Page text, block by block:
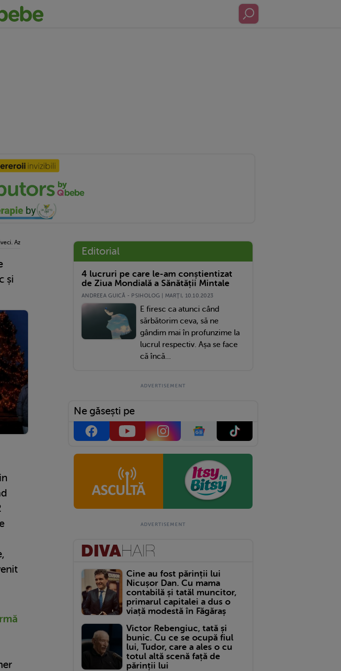
Azi Este Înalt Cât Un Bloc Și A Devenit Simbolul Orașului
și
Editorial
4 lucruri pe care le-am conștientizat
de Ziua Mondială a Sănătății Mintale
ANDREEA GUICĂ - PSIHOLOG | MARŢI, 10.10.2023
E firesc ca atunci când
sărbătorim ceva, să ne
gândim mai în profunzime la
lucrul respectiv. Așa se face
că încă...
Ne găsești pe
Cine au fost părinții lui
Nicușor Dan. Cu mama
contabilă și tatăl muncitor,
primarul capitalei a dus o
viață modestă în Făgăraș
Victor Rebengiuc, tată și
bunic. Cu ce se ocupă fiul
lui, Tudor, care a ales o cu
totul altă scenă față de
părinții lui